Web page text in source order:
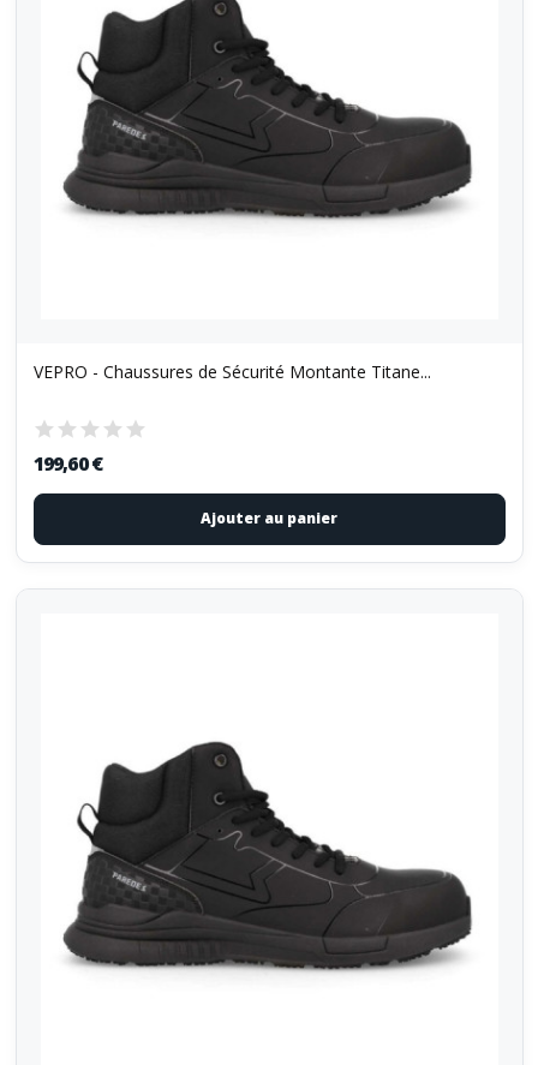
VEPRO - Chaussures de Sécurité Montante Titane...
199,60 €
Ajouter au panier